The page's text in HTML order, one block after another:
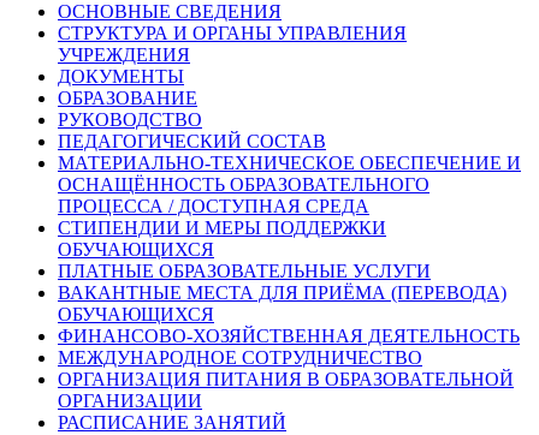
ОСНОВНЫЕ СВЕДЕНИЯ
СТРУКТУРА И ОРГАНЫ УПРАВЛЕНИЯ
УЧРЕЖДЕНИЯ
ДОКУМЕНТЫ
ОБРАЗОВАНИЕ
РУКОВОДСТВО
ПЕДАГОГИЧЕСКИЙ СОСТАВ
МАТЕРИАЛЬНО-ТЕХНИЧЕСКОЕ ОБЕСПЕЧЕНИЕ И
ОСНАЩЁННОСТЬ ОБРАЗОВАТЕЛЬНОГО
ПРОЦЕССА / ДОСТУПНАЯ СРЕДА
СТИПЕНДИИ И МЕРЫ ПОДДЕРЖКИ
ОБУЧАЮЩИХСЯ
ПЛАТНЫЕ ОБРАЗОВАТЕЛЬНЫЕ УСЛУГИ
ВАКАНТНЫЕ МЕСТА ДЛЯ ПРИЁМА (ПЕРЕВОДА)
ОБУЧАЮЩИХСЯ
ФИНАНСОВО-ХОЗЯЙСТВЕННАЯ ДЕЯТЕЛЬНОСТЬ
МЕЖДУНАРОДНОЕ СОТРУДНИЧЕСТВО
ОРГАНИЗАЦИЯ ПИТАНИЯ В ОБРАЗОВАТЕЛЬНОЙ
ОРГАНИЗАЦИИ
РАСПИСАНИЕ ЗАНЯТИЙ